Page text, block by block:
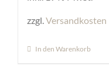
zzgl. Versandkosten
In den Warenkorb